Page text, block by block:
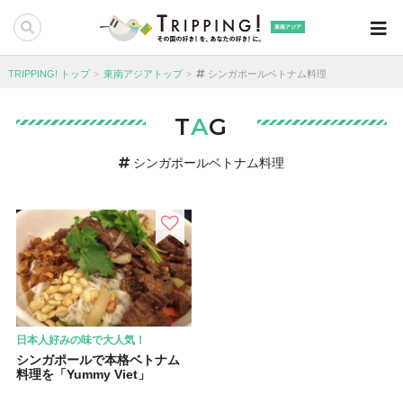
東南アジア
TRIPPING! トップ 東南アジアトップ シンガポールベトナム料理
TAG
シンガポールベトナム料理
日本人好みの味で大人気！
シンガポールで本格ベトナム
料理を「Yummy Viet」